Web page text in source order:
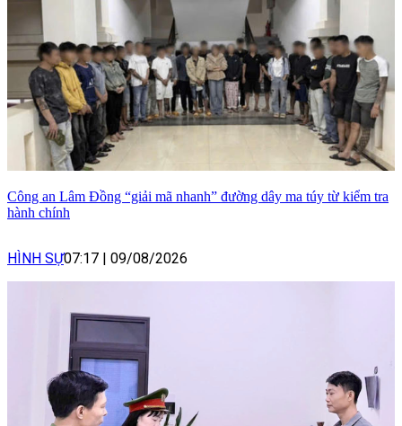
Công an Lâm Đồng “giải mã nhanh” đường dây ma túy từ kiểm tra
hành chính
HÌNH SỰ07:17 09/08/2026